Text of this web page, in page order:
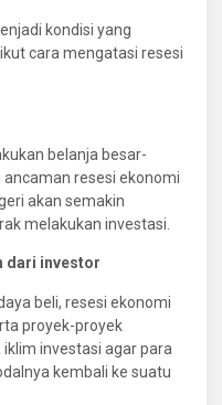
kondisi yang
cara mengatasi resesi
belanja besar-
resesi ekonomi
akan semakin
melakukan investasi.
dari investor
beli, resesi ekonomi
proyek-proyek
investasi agar para
kembali ke suatu